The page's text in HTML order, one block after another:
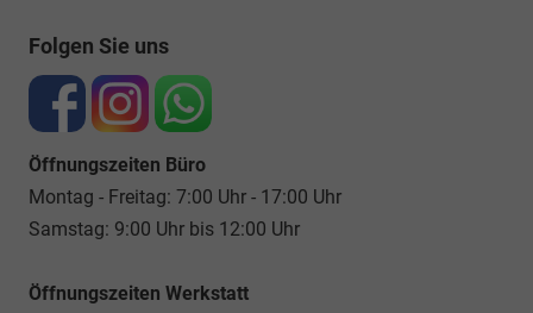
Folgen Sie uns
Öffnungszeiten Büro
Montag - Freitag: 7:00 Uhr - 17:00 Uhr
Samstag: 9:00 Uhr bis 12:00 Uhr
Öffnungszeiten Werkstatt